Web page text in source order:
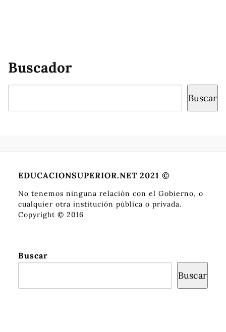
Buscador
Buscar
EDUCACIONSUPERIOR.NET 2021 ©
No tenemos ninguna relación con el Gobierno, o
cualquier otra institución pública o privada.
Copyright © 2016
Buscar
Buscar